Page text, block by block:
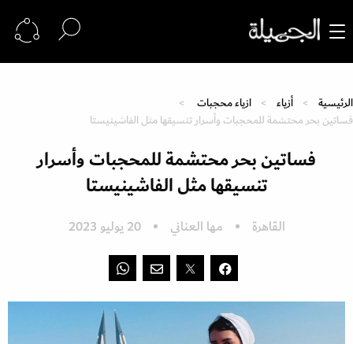
الرئيسية أزياء
ازياء محجبات
فساتين بحر محتشمة للمحجبات وأسرار تنسيقها مثل الفاشينيستا
فساتين بحر محتشمة للمحجبات وأسرار
تنسيقها مثل الفاشينيستا
القاهرة مها العناني 20 يوليو 2023